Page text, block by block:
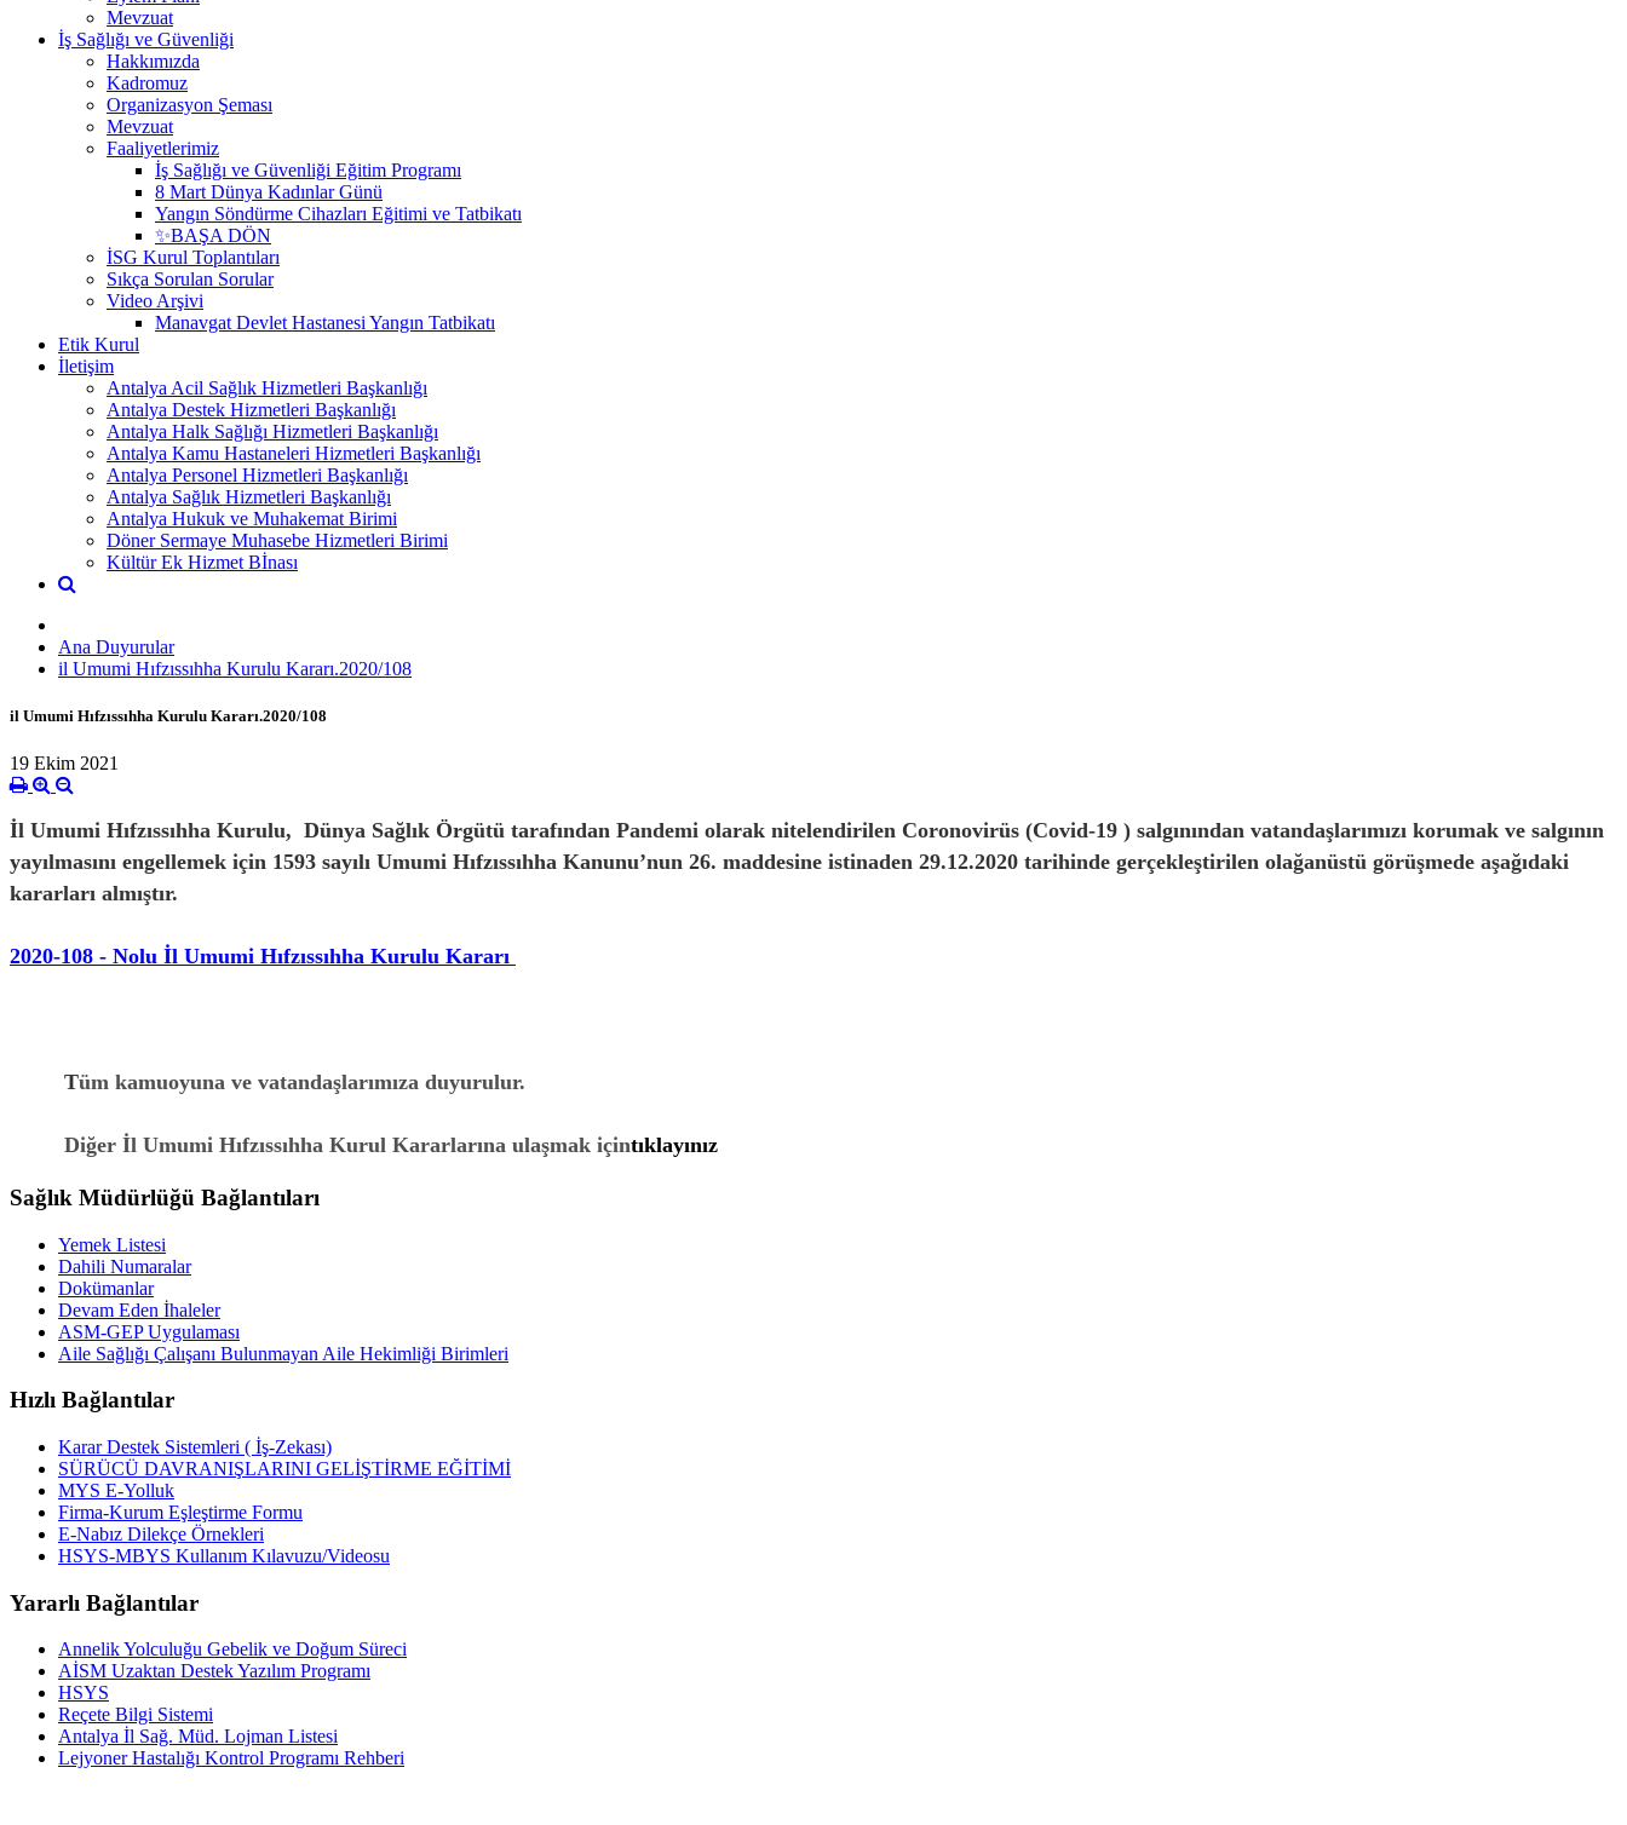
Mevzuat
İş Sağlığı ve Güvenliği
Hakkımızda
Kadromuz
Organizasyon Şeması
Mevzuat
Faaliyetlerimiz
İş Sağlığı ve Güvenliği Eğitim Programı
8 Mart Dünya Kadınlar Günü
Yangın Söndürme Cihazları Eğitimi ve Tatbikatı
✨BAŞA DÖN
İSG Kurul Toplantıları
Sıkça Sorulan Sorular
Video Arşivi
Manavgat Devlet Hastanesi Yangın Tatbikatı
Etik Kurul
İletişim
Antalya Acil Sağlık Hizmetleri Başkanlığı
Antalya Destek Hizmetleri Başkanlığı
Antalya Halk Sağlığı Hizmetleri Başkanlığı
Antalya Kamu Hastaneleri Hizmetleri Başkanlığı
Antalya Personel Hizmetleri Başkanlığı
Antalya Sağlık Hizmetleri Başkanlığı
Antalya Hukuk ve Muhakemat Birimi
Döner Sermaye Muhasebe Hizmetleri Birimi
Kültür Ek Hizmet Bİnası
Ana Duyurular
il Umumi Hıfzıssıhha Kurulu Kararı.2020/108
il Umumi Hıfzıssıhha Kurulu Kararı.2020/108
19 Ekim 2021
İl Umumi Hıfzıssıhha Kurulu, Dünya Sağlık Örgütü tarafından Pandemi olarak nitelendirilen Coronovirüs (Covid-19 ) salgınından vatandaşlarımızı korumak ve salgının
yayılmasını engellemek için 1593 sayılı Umumi Hıfzıssıhha Kanunu’nun 26. maddesine istinaden 29.12.2020 tarihinde gerçekleştirilen olağanüstü görüşmede aşağıdaki
kararları almıştır.
2020-108 - Nolu İl Umumi Hıfzıssıhha Kurulu Kararı
Tüm kamuoyuna ve vatandaşlarımıza duyurulur.
Diğer İl Umumi Hıfzıssıhha Kurul Kararlarına ulaşmak içintıklayınız
Sağlık Müdürlüğü Bağlantıları
Yemek Listesi
Dahili Numaralar
Dokümanlar
Devam Eden İhaleler
ASM-GEP Uygulaması
Aile Sağlığı Çalışanı Bulunmayan Aile Hekimliği Birimleri
Hızlı Bağlantılar
Karar Destek Sistemleri ( İş-Zekası)
SÜRÜCÜ DAVRANIŞLARINI GELİŞTİRME EĞİTİMİ
MYS E-Yolluk
Firma-Kurum Eşleştirme Formu
E-Nabız Dilekçe Örnekleri
HSYS-MBYS Kullanım Kılavuzu/Videosu
Yararlı Bağlantılar
Annelik Yolculuğu Gebelik ve Doğum Süreci
AİSM Uzaktan Destek Yazılım Programı
HSYS
Reçete Bilgi Sistemi
Antalya İl Sağ. Müd. Lojman Listesi
Lejyoner Hastalığı Kontrol Programı Rehberi